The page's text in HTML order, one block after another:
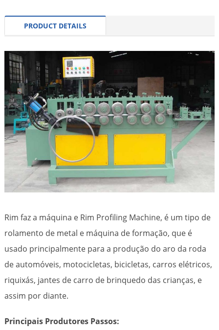
PRODUCT DETAILS
Rim faz a máquina e Rim Profiling Machine, é um tipo de
rolamento de metal e máquina de formação, que é
usado principalmente para a produção do aro da roda
de automóveis, motocicletas, bicicletas, carros elétricos,
riquixás, jantes de carro de brinquedo das crianças, e
assim por diante.
Principais Produtores Passos: